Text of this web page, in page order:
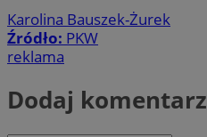
Karolina Bauszek-Żurek
Źródło: PKW
reklama
Dodaj komentarz